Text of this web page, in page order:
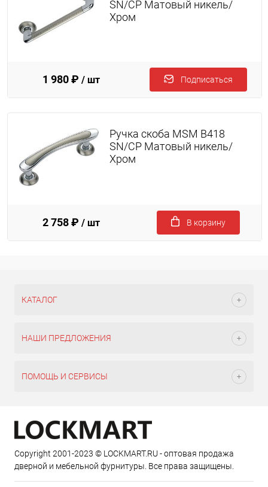
SN/CP Матовый никель/
Хром
1 980 ₽ / шт Подписаться
Ручка скоба MSM B418
SN/CP Матовый никель/
Хром
2 758 ₽ / шт В корзину
КАТАЛОГ
НАШИ ПРЕДЛОЖЕНИЯ
ПОМОЩЬ И СЕРВИСЫ
Copyright 2001-2023 © LOCKMART.RU - оптовая продажа
дверной и мебельной фурнитуры. Все права защищены.